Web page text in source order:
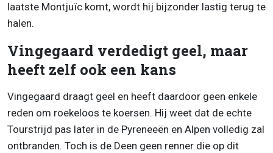
laatste Montjuïc komt, wordt hij bijzonder lastig terug te
halen.
Vingegaard verdedigt geel, maar
heeft zelf ook een kans
Vingegaard draagt geel en heeft daardoor geen enkele
reden om roekeloos te koersen. Hij weet dat de echte
Tourstrijd pas later in de Pyreneeën en Alpen volledig zal
ontbranden. Toch is de Deen geen renner die op dit